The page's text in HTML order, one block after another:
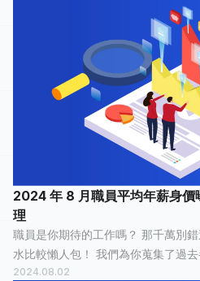
2024 年 8 月職員平均年薪身價
理
職員是你期待的工作嗎？ 那千萬別錯過，比薪水特別整理的職員薪
水比較懶人包！ 我們為你蒐集了過去半年來臺南市職員的薪水情
報，有 19 人分享他們最真實的工作
2024.08.02